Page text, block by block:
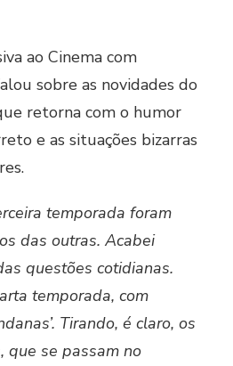
ao Cinema com
sobre as novidades do
retorna com o humor
e as situações bizarras
temporada foram
das outras. Acabei
questões cotidianas.
temporada, com
Tirando, é claro, os
que se passam no